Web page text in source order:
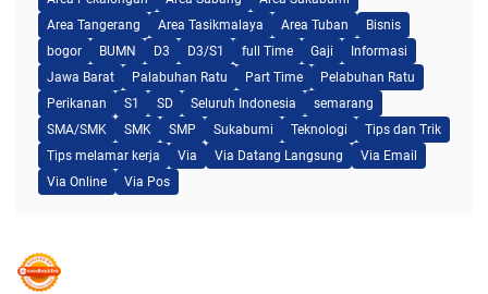
Area Tangerang
Area Tasikmalaya Area Tuban
Bisnis
bogor
BUMN D3 D3/S1 full Time Gaji
Informasi
Jawa Barat
Palabuhan Ratu Part Time
Pelabuhan Ratu
Perikanan
S1 SD Seluruh Indonesia
semarang
SMA/SMK
SMK SMP Sukabumi Teknologi
Tips dan Trik
Tips melamar kerja
Via Via Datang Langsung
Via Email
Via Online
Via Pos